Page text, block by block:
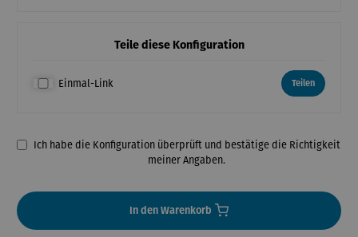
Teile diese Konfiguration
Einmal-Link Teilen
Ich habe die Konfiguration überprüft und bestätige die Richtigkeit
meiner Angaben.
In den Warenkorb